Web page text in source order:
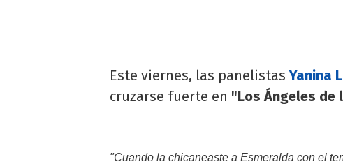
Este viernes, las panelistasYanina
cruzarse fuerte en "Los Ángeles de
"Cuando la chicaneaste a Esmeralda con el